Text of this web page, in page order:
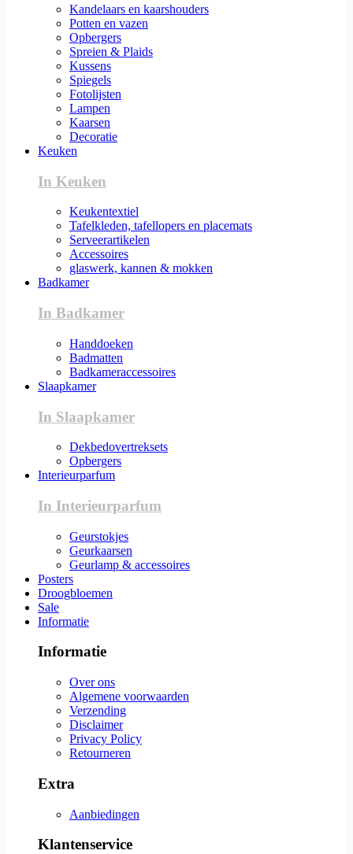
Kandelaars en kaarshouders
Potten en vazen
Opbergers
Spreien & Plaids
Kussens
Spiegels
Fotolijsten
Lampen
Kaarsen
Decoratie
Keuken
In Keuken
Keukentextiel
Tafelkleden, tafellopers en placemats
Serveerartikelen
Accessoires
glaswerk, kannen & mokken
Badkamer
In Badkamer
Handdoeken
Badmatten
Badkameraccessoires
Slaapkamer
In Slaapkamer
Dekbedovertreksets
Opbergers
Interieurparfum
In Interieurparfum
Geurstokjes
Geurkaarsen
Geurlamp & accessoires
Posters
Droogbloemen
Sale
Informatie
Informatie
Over ons
Algemene voorwaarden
Verzending
Disclaimer
Privacy Policy
Retourneren
Extra
Aanbiedingen
Klantenservice